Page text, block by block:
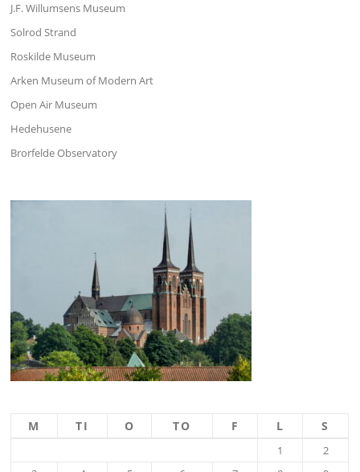
J.F. Willumsens Museum
Solrod Strand
Roskilde Museum
Arken Museum of Modern Art
Open Air Museum
Hedehusene
Brorfelde Observatory
M TI O TO F L S
1
2